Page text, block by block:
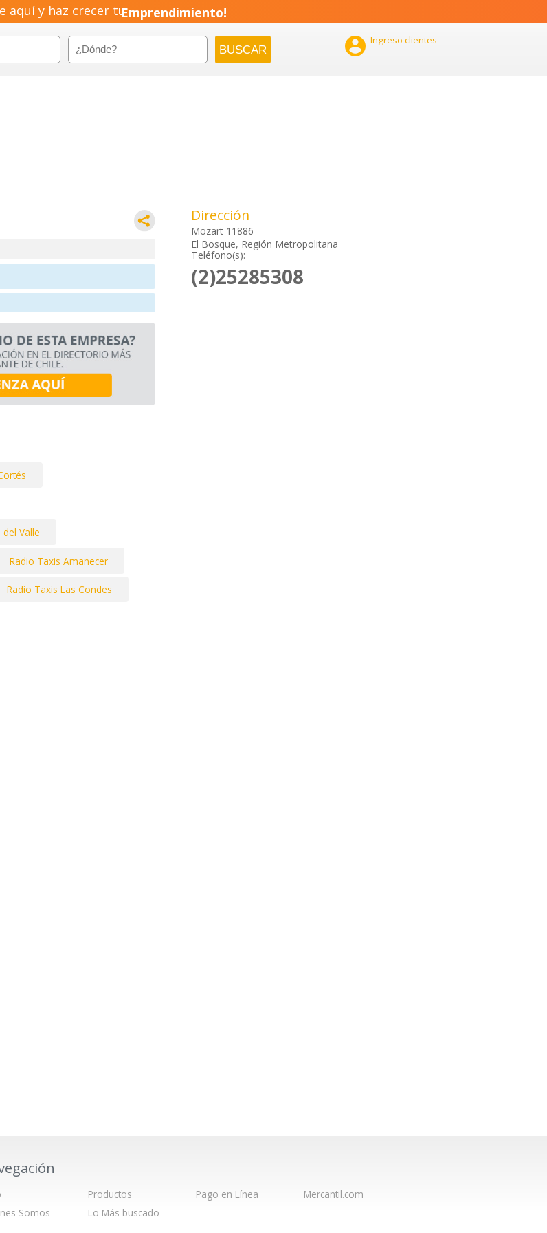
aquí y haz crecer tuEmprendimiento!
 Ingreso clientes
Valle
Radio Taxis Amanecer
Radio Taxis Las Condes
Dirección
Mozart 11886
El Bosque, Región Metropolitana
Teléfono(s):
(2)25285308
Somos
Productos
Lo Más buscado
Pago en Línea Mercantil.com